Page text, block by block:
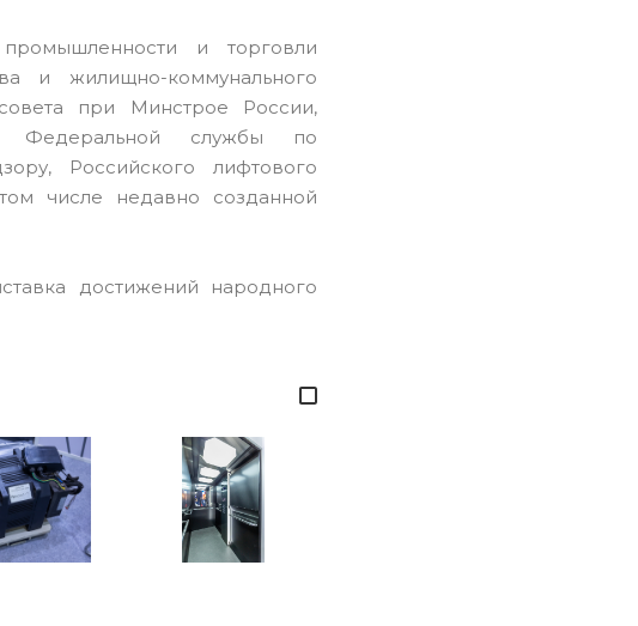
и торговли
и жилищно-коммунального
при Минстрое России,
Федеральной службы по
Российского лифтового
числе недавно созданной
достижений народного